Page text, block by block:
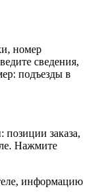
номер
сведения,
подъезды в
позиции заказа,
Нажмите
информацию